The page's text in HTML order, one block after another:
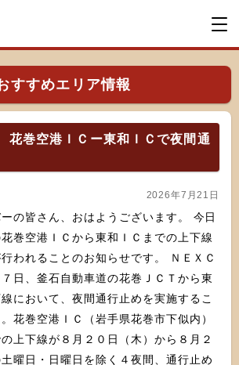
すすめエリア情報
巻空港ＩＣー東和ＩＣで夜間通
2026年7月21日
の皆さん、おはようございます。 今日
巻空港ＩＣから東和ＩＣまでの上下線
れることのお知らせです。 ＮＥＸＣ
日、釜石自動車道の花巻ＪＣＴから東
において、夜間通行止めを実施するこ
花巻空港ＩＣ（岩手県花巻市下似内）
上下線が８月２０日（木）から８月２
曜日・日曜日を除く４夜間、通行止め